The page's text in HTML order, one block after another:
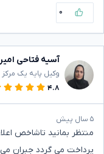
۰
آسیه فتاحی
وکیل پایه یک
۴.۸
۵ سال پیش
منتظر بمانید تاشاخص
پرداخت می گردد جبران